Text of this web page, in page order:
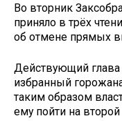
Во вторник
приняло в трёх
об отмене прямых
Действующий глава
избранный
таким образом
ему пойти на второй